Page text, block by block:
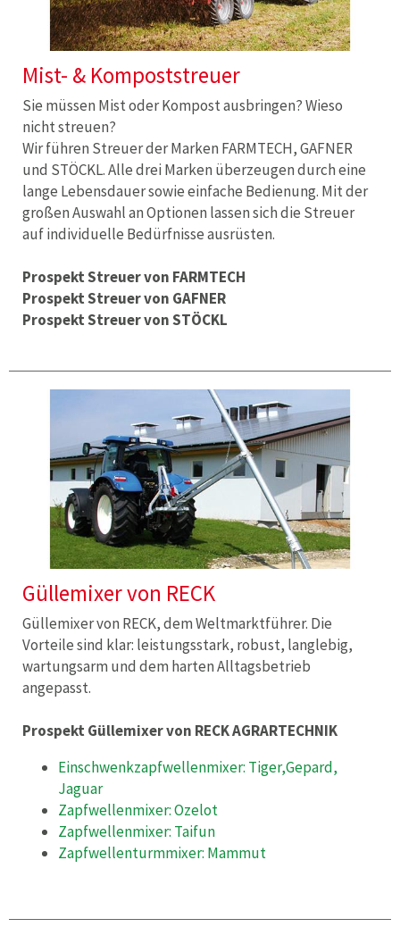
Mist- & Kompoststreuer
Sie müssen Mist oder Kompost ausbringen? Wieso
nicht streuen?
Wir führen Streuer der Marken FARMTECH, GAFNER
und STÖCKL. Alle drei Marken überzeugen durch eine
lange Lebensdauer sowie einfache Bedienung. Mit der
großen Auswahl an Optionen lassen sich die Streuer
auf individuelle Bedürfnisse ausrüsten.
Prospekt Streuer von FARMTECH
Prospekt Streuer von GAFNER
Prospekt Streuer von STÖCKL
Güllemixer von RECK
Güllemixer von RECK, dem Weltmarktführer. Die
Vorteile sind klar: leistungsstark, robust, langlebig,
wartungsarm und dem harten Alltagsbetrieb
angepasst.
Prospekt Güllemixer von RECK AGRARTECHNIK
Einschwenkzapfwellenmixer: Tiger,Gepard,
Jaguar
Zapfwellenmixer: Ozelot
Zapfwellenmixer: Taifun
Zapfwellenturmmixer: Mammut